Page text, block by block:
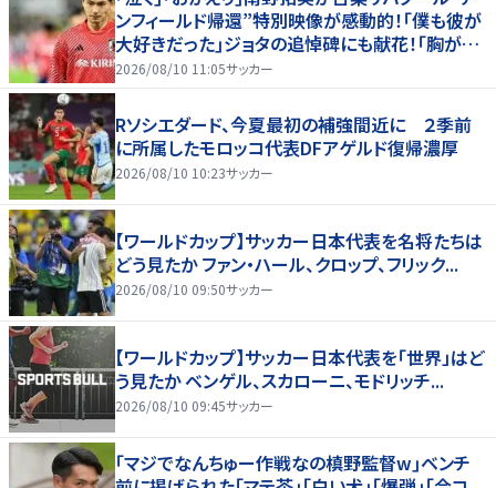
ンフィールド帰還”特別映像が感動的！｢僕も彼が
大好きだった｣ジョタの追悼碑にも献花！｢胸が熱
くなります…｣
2026/08/10 11:05サッカー
Rソシエダード、今夏最初の補強間近に ２季前
に所属したモロッコ代表DFアゲルド復帰濃厚
2026/08/10 10:23サッカー
【ワールドカップ】サッカー日本代表を名将たちは
どう見たか ファン・ハール、クロップ、フリック...
2026/08/10 09:50サッカー
【ワールドカップ】サッカー日本代表を「世界」はど
う見たか ベンゲル、スカローニ、モドリッチ...
2026/08/10 09:45サッカー
｢マジでなんちゅー作戦なの槙野監督w｣ベンチ